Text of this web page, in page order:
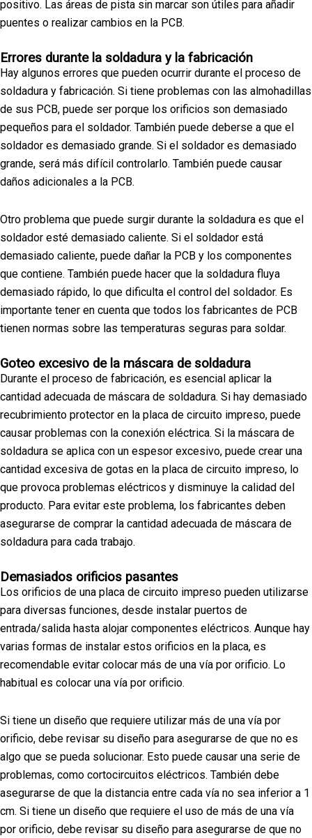
positivo. Las áreas de pista sin marcar son útiles para añadir
puentes o realizar cambios en la PCB.
Errores durante la soldadura y la fabricación
Hay algunos errores que pueden ocurrir durante el proceso de
soldadura y fabricación. Si tiene problemas con las almohadillas
de sus PCB, puede ser porque los orificios son demasiado
pequeños para el soldador. También puede deberse a que el
soldador es demasiado grande. Si el soldador es demasiado
grande, será más difícil controlarlo. También puede causar
daños adicionales a la PCB.
Otro problema que puede surgir durante la soldadura es que el
soldador esté demasiado caliente. Si el soldador está
demasiado caliente, puede dañar la PCB y los componentes
que contiene. También puede hacer que la soldadura fluya
demasiado rápido, lo que dificulta el control del soldador. Es
importante tener en cuenta que todos los fabricantes de PCB
tienen normas sobre las temperaturas seguras para soldar.
Goteo excesivo de la máscara de soldadura
Durante el proceso de fabricación, es esencial aplicar la
cantidad adecuada de máscara de soldadura. Si hay demasiado
recubrimiento protector en la placa de circuito impreso, puede
causar problemas con la conexión eléctrica. Si la máscara de
soldadura se aplica con un espesor excesivo, puede crear una
cantidad excesiva de gotas en la placa de circuito impreso, lo
que provoca problemas eléctricos y disminuye la calidad del
producto. Para evitar este problema, los fabricantes deben
asegurarse de comprar la cantidad adecuada de máscara de
soldadura para cada trabajo.
Demasiados orificios pasantes
Los orificios de una placa de circuito impreso pueden utilizarse
para diversas funciones, desde instalar puertos de
entrada/salida hasta alojar componentes eléctricos. Aunque hay
varias formas de instalar estos orificios en la placa, es
recomendable evitar colocar más de una vía por orificio. Lo
habitual es colocar una vía por orificio.
Si tiene un diseño que requiere utilizar más de una vía por
orificio, debe revisar su diseño para asegurarse de que no es
algo que se pueda solucionar. Esto puede causar una serie de
problemas, como cortocircuitos eléctricos. También debe
asegurarse de que la distancia entre cada vía no sea inferior a 1
cm. Si tiene un diseño que requiere el uso de más de una vía
por orificio, debe revisar su diseño para asegurarse de que no